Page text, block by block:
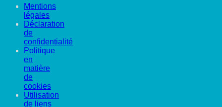
Mentions
légales
Déclaration
de
confidentialité
Politique
en
matière
de
cookies
Utilisation
de liens